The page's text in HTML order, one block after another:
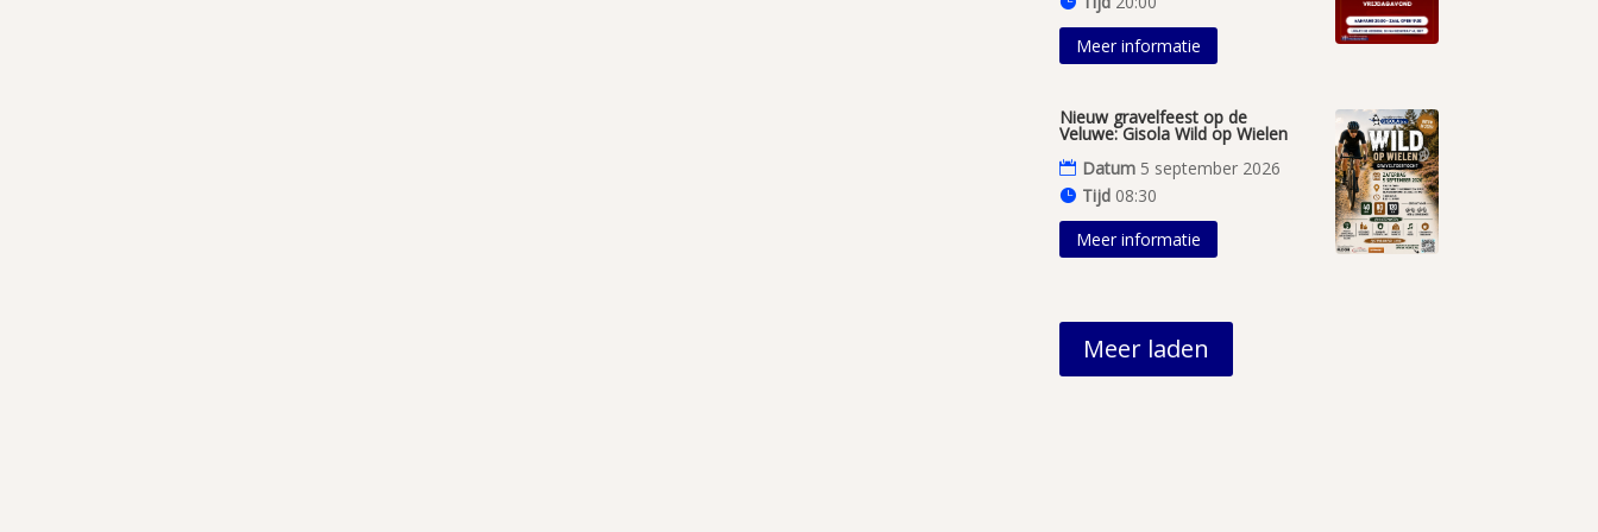
Meer informatie
Nieuw gravelfeest op de
Veluwe: Gisola Wild op Wielen
Datum 5 september 2026
Tijd 08:30
Meer informatie
Meer laden